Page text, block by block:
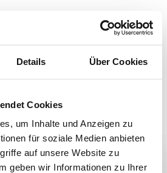
Details Über Cookies
Cookies
um Inhalte und Anzeigen zu
für soziale Medien anbieten
auf unsere Website zu
geben wir Informationen zu Ihrer